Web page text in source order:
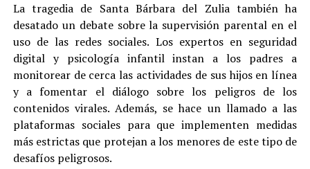
La tragedia de Santa Bárbara del Zulia también ha
desatado un debate sobre la supervisión parental en el
uso de las redes sociales. Los expertos en seguridad
digital y psicología infantil instan a los padres a
monitorear de cerca las actividades de sus hijos en línea
y a fomentar el diálogo sobre los peligros de los
contenidos virales. Además, se hace un llamado a las
plataformas sociales para que implementen medidas
más estrictas que protejan a los menores de este tipo de
desafíos peligrosos.